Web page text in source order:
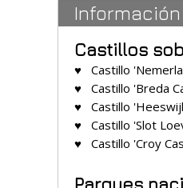
Castillos
♥ Castillo
♥ Castillo 'Breda
♥ Castillo
♥ Castillo 'Slot
♥ Castillo 'Croy
Parques